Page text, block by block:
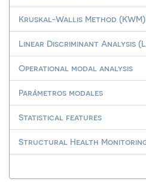
Kruskal-Wallis Method (KWM)
Linear Discriminant Analysis
Operational modal analysis
Parámetros modales
Statistical features
Structural Health Monitoring